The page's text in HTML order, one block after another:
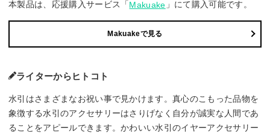
本製品は、応援購入サービス「Makuake 」にて購入可能です。
Makuakeで見る
ライターからヒトコト
水引はさまざまなお祝い事で見かけます。真心のこもった品物を
象徴する水引のアクセサリーはさりげなく自分が誠実な人間であ
ることをアピールできます。かわいい水引のイヤーアクセサリー